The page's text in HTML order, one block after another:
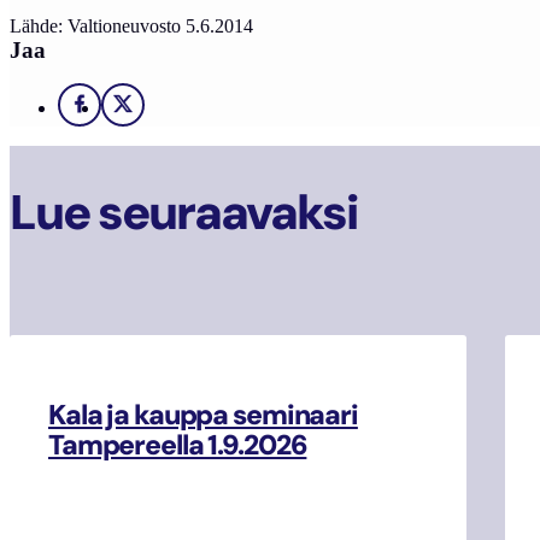
Lähde: Valtioneuvosto 5.6.2014
Jaa
Facebook
X
Lue seuraavaksi
Kala ja kauppa seminaari
Tampereella 1.9.2026